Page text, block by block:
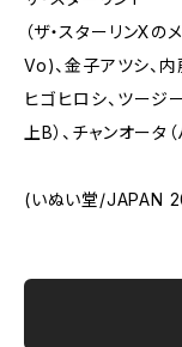
（ザ・スターリンX
Vo)、金子アツシ、内
ヒゴヒロシ、ツージ
上B）、チャンオータ
(いぬい堂/JAPAN